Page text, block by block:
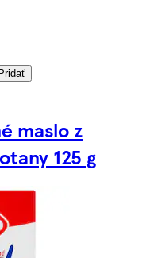
Pridať
maslo z
125 g